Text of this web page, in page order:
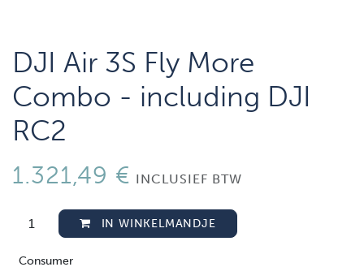
DJI Air 3S Fly More
Combo - including DJI
RC2
1.321,49 € INCLUSIEF BTW
IN WINKELMANDJE
Consumer